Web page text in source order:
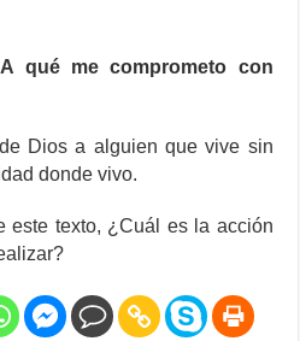
qué me comprometo con
Dios a alguien que vive sin
donde vivo.
este texto, ¿Cuál es la acción